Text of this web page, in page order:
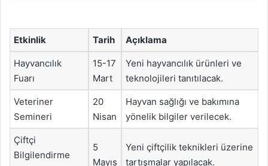
Etkinlik Tarih Açıklama
Hayvancılık
Fuarı
15-17
Mart
Yeni hayvancılık ürünleri ve
teknolojileri tanıtılacak.
Veteriner
Semineri
20
Nisan
Hayvan sağlığı ve bakımına
yönelik bilgiler verilecek.
Çiftçi
Bilgilendirme
5
Mayıs
Yeni çiftçilik teknikleri üzerine
tartışmalar yapılacak.